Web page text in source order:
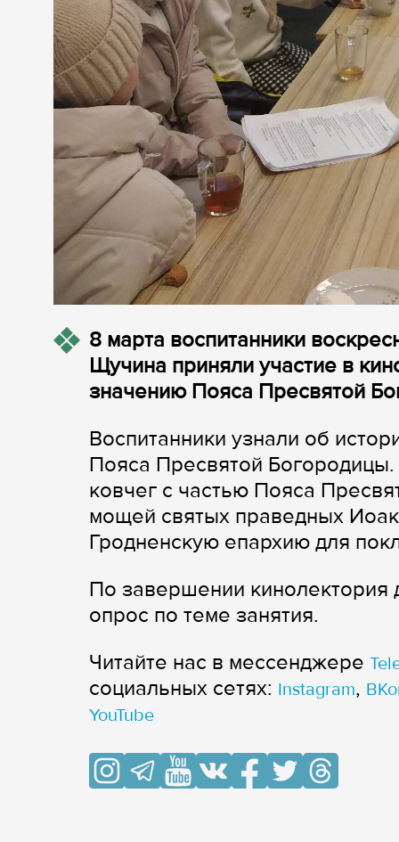
8 марта воспитанники
Щучина приняли участие в
значению Пояса Пресвятой
Воспитанники узнали об
Пояса Пресвятой
ковчег с частью Пояса
мощей святых праведных
Гродненскую епархию для
По завершении кинолектория
опрос по теме занятия.
Читайте нас в мессенджере
cоциальных сетях: Instagram,
YouTube